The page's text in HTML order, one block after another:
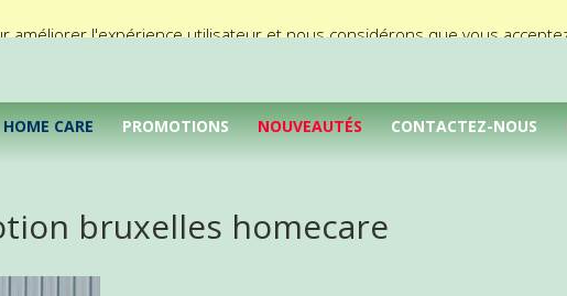
HOME CARE PROMOTIONS NOUVEAUTÉS CONTACTEZ-NOUS
bruxelles homecare
améliorer l'expérience utilisateur et nous considérons que vous